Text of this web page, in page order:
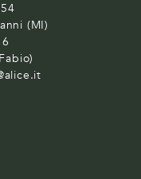
(MI)